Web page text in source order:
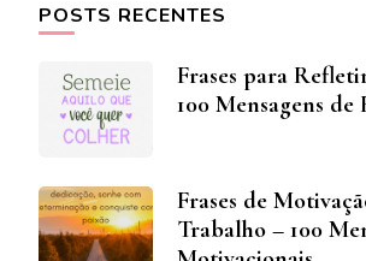
POSTS RECENTES
Frases para
100 Mensagens de
Frases de
Trabalho – 100